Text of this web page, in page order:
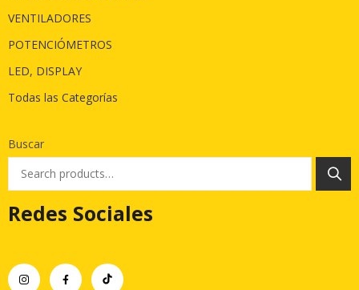
VENTILADORES
POTENCIÓMETROS
LED, DISPLAY
Todas las Categorías
Buscar
Redes Sociales